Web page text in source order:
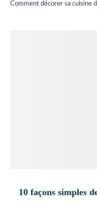
Comment décorer sa cuisine
10 façons simples